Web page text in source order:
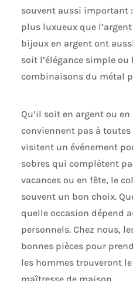
souvent aussi important
plus luxueux que
bijoux en argent ont
soit l’élégance simple ou
combinaisons du métal
Qu’il soit en argent ou
conviennent pas à toutes
visitent un événement
sobres qui complètent
vacances ou en fête, le
souvent un bon choix.
quelle occasion dépend
personnels. Chez nous,
bonnes pièces pour
les hommes trouveront